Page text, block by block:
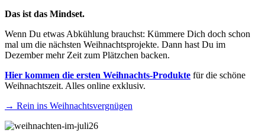
Das ist das Mindset.
Wenn Du etwas Abkühlung brauchst: Kümmere Dich doch schon
mal um die nächsten Weihnachtsprojekte. Dann hast Du im
Dezember mehr Zeit zum Plätzchen backen.
Hier kommen die ersten Weihnachts-Produkte für die schöne
Weihnachtszeit. Alles online exklusiv.
→ Rein ins Weihnachtsvergnügen